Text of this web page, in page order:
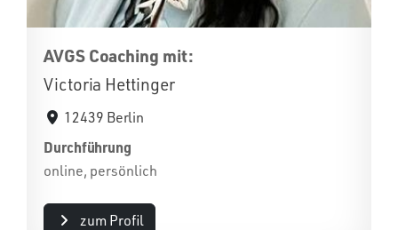
AVGS Coaching mit:
Victoria Hettinger
12439 Berlin
Durchführung
online, persönlich
zum Profil